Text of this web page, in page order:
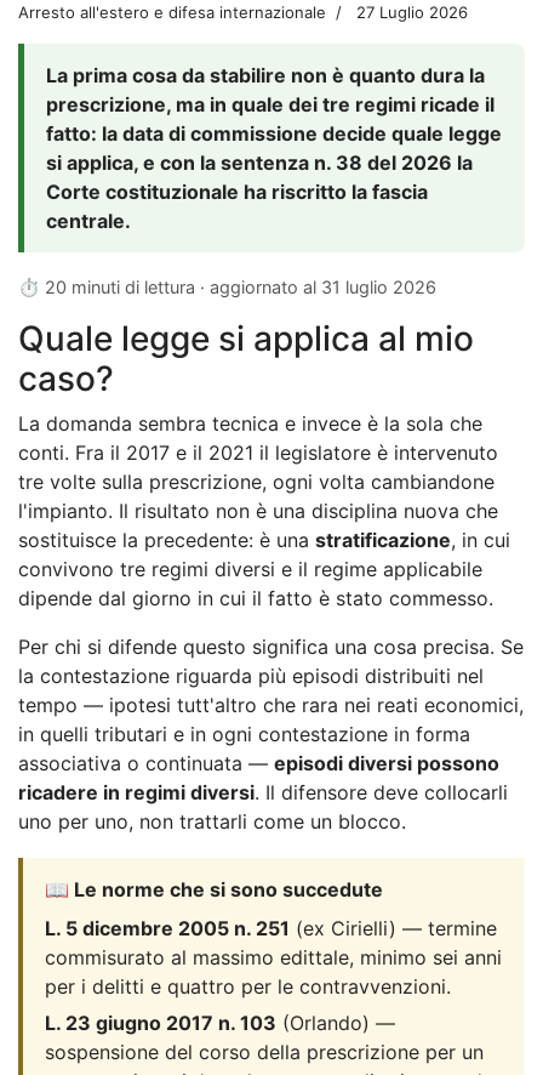
Arresto all'estero e difesa internazionale 27 Luglio 2026
La prima cosa da stabilire non è quanto dura la
prescrizione, ma in quale dei tre regimi ricade il
fatto: la data di commissione decide quale legge
si applica, e con la sentenza n. 38 del 2026 la
Corte costituzionale ha riscritto la fascia
centrale.
⏱ 20 minuti di lettura · aggiornato al 31 luglio 2026
Quale legge si applica al mio
caso?
La domanda sembra tecnica e invece è la sola che
conti. Fra il 2017 e il 2021 il legislatore è intervenuto
tre volte sulla prescrizione, ogni volta cambiandone
l'impianto. Il risultato non è una disciplina nuova che
sostituisce la precedente: è una stratificazione, in cui
convivono tre regimi diversi e il regime applicabile
dipende dal giorno in cui il fatto è stato commesso.
Per chi si difende questo significa una cosa precisa. Se
la contestazione riguarda più episodi distribuiti nel
tempo — ipotesi tutt'altro che rara nei reati economici,
in quelli tributari e in ogni contestazione in forma
associativa o continuata — episodi diversi possono
ricadere in regimi diversi. Il difensore deve collocarli
uno per uno, non trattarli come un blocco.
📖 Le norme che si sono succedute
L. 5 dicembre 2005 n. 251 (ex Cirielli) — termine
commisurato al massimo edittale, minimo sei anni
per i delitti e quattro per le contravvenzioni.
L. 23 giugno 2017 n. 103 (Orlando) —
sospensione del corso della prescrizione per un